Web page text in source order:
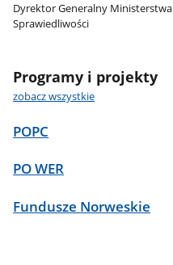
Dyrektor Generalny Ministerstwa
Sprawiedliwości
Programy i projekty
zobacz wszystkie
POPC
PO WER
Fundusze Norweskie